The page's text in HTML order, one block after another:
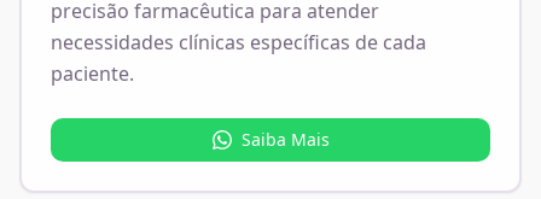
precisão farmacêutica para atender
necessidades clínicas específicas de cada
paciente.
Saiba Mais